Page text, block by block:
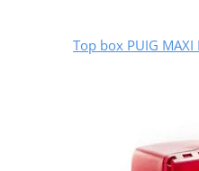
Top box PUIG